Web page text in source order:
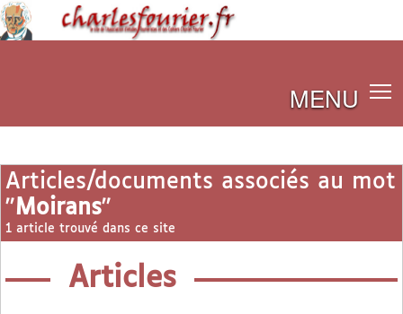
MENU
Articles/documents associés au mot
"Moirans"
1 article trouvé dans ce site
Articles